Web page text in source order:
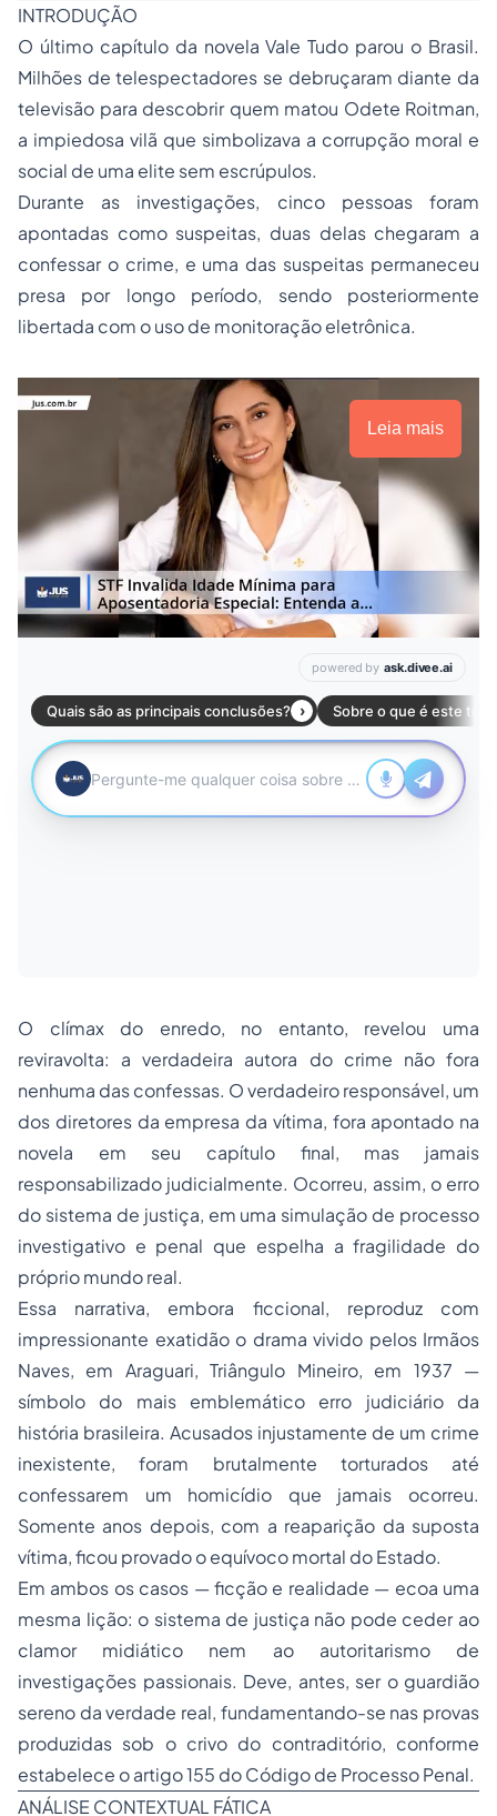
INTRODUÇÃO
O último capítulo da novela Vale Tudo parou o Brasil.
Milhões de telespectadores se debruçaram diante da
televisão para descobrir quem matou Odete Roitman,
a impiedosa vilã que simbolizava a corrupção moral e
social de uma elite sem escrúpulos.
Durante as investigações, cinco pessoas foram
apontadas como suspeitas, duas delas chegaram a
confessar o crime, e uma das suspeitas permaneceu
presa por longo período, sendo posteriormente
libertada com o uso de monitoração eletrônica.
Leia mais
O clímax do enredo, no entanto, revelou uma
reviravolta: a verdadeira autora do crime não fora
nenhuma das confessas. O verdadeiro responsável, um
dos diretores da empresa da vítima, fora apontado na
novela em seu capítulo final, mas jamais
responsabilizado judicialmente. Ocorreu, assim, o erro
do sistema de justiça, em uma simulação de processo
investigativo e penal que espelha a fragilidade do
próprio mundo real.
Essa narrativa, embora ficcional, reproduz com
impressionante exatidão o drama vivido pelos Irmãos
Naves, em Araguari, Triângulo Mineiro, em 1937 —
símbolo do mais emblemático erro judiciário da
história brasileira. Acusados injustamente de um crime
inexistente, foram brutalmente torturados até
confessarem um homicídio que jamais ocorreu.
Somente anos depois, com a reaparição da suposta
vítima, ficou provado o equívoco mortal do Estado.
Em ambos os casos — ficção e realidade — ecoa uma
mesma lição: o sistema de justiça não pode ceder ao
clamor midiático nem ao autoritarismo de
investigações passionais. Deve, antes, ser o guardião
sereno da verdade real, fundamentando-se nas provas
produzidas sob o crivo do contraditório, conforme
estabelece o artigo 155 do Código de Processo Penal.
ANÁLISE CONTEXTUAL FÁTICA